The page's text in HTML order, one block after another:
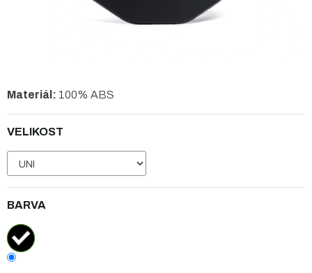
VELIKOST
BARVA
Materiál: 100% ABS